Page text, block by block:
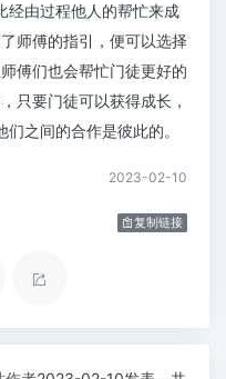
经由过程他人的帮忙来成
师傅的指引，便可以选择
傅们也会帮忙门徒更好的
只要门徒可以获得成长，
之间的合作是彼此的。
2023-02-10
复制链接